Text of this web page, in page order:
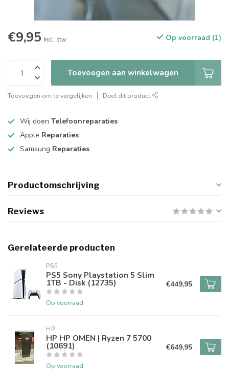
€9,95 Incl. btw Op voorraad (1)
Toevoegen aan winkelwagen
Toevoegen om te vergelijken Deel dit product
Wij doen Telefoonreparaties
Apple Reparaties
Samsung Reparaties
Productomschrijving
Reviews
Gerelateerde producten
PS5
PS5 Sony Playstation 5 Slim
1TB - Disk (12735)
Op voorraad
€449,95
HP
HP HP OMEN | Ryzen 7 5700
(10691)
Op voorraad
€649,95